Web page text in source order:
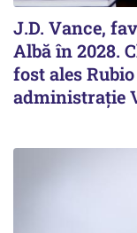
J.D. Vance,
Albă în 2028.
fost ales
administrație